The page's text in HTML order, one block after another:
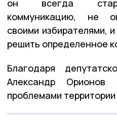
он всегда
коммуникацию, не
своими избирателями,
решить определенное
Благодаря
Александр
проблемами